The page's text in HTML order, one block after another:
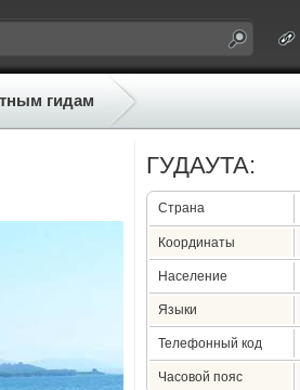
гидам
ГУДАУТА:
Страна
Координаты
Население
Языки
Телефонный код
Часовой пояс